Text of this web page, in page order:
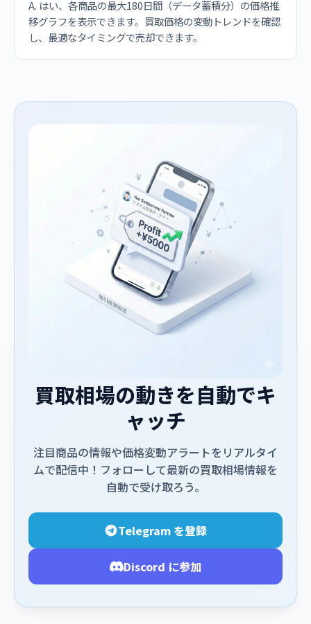
A. はい、各商品の最大180日間（データ蓄積分）の価格推
移グラフを表示できます。買取価格の変動トレンドを確認
し、最適なタイミングで売却できます。
買取相場の動きを自動でキ
ャッチ
注目商品の情報や価格変動アラートをリアルタイ
ムで配信中！フォローして最新の買取相場情報を
自動で受け取ろう。
Telegram を登録
Discord に参加